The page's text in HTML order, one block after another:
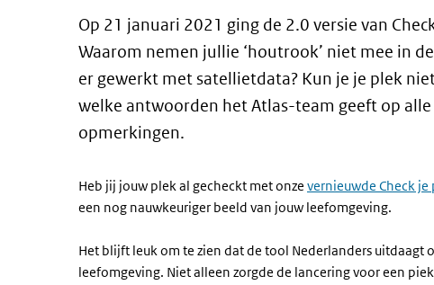
Op 21 januari 2021 ging de 2.0 versie van
Waarom nemen jullie ‘houtrook’ niet mee in
er gewerkt met satellietdata? Kun je je plek
welke antwoorden het Atlas-team geeft op
opmerkingen.
​Heb jij jouw plek al gecheckt met onze vernieuwde Check je
een nog nauwkeuriger beeld van jouw leefomgeving.
Het blijft leuk om te zien dat de tool Nederlanders uitdaagt
leefomgeving. Niet alleen zorgde de lancering voor een